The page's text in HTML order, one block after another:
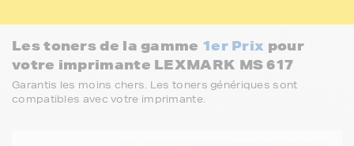
Les toners de la gamme 1er Prix pour
votre imprimante LEXMARK MS 617
Garantis les moins chers. Les toners génériques sont
compatibles avec votre imprimante.